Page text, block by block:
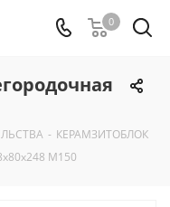
0
- КЕРАМЗИТОБЛОК
М150